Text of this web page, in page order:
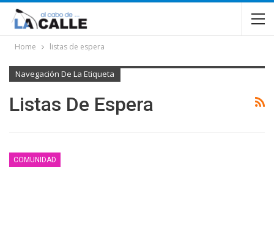
Home listas de espera
Navegación De La Etiqueta
Listas De Espera
COMUNIDAD